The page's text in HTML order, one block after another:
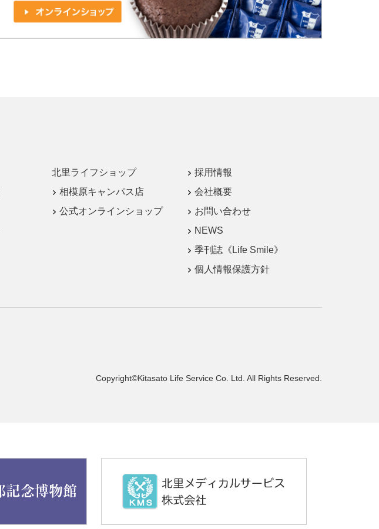
北里ライフショップ
相模原キャンパス店
公式オンラインショップ
採用情報
会社概要
お問い合わせ
NEWS
季刊誌《Life Smile》
個人情報保護方針
Copyright©Kitasato Life Service Co. Ltd. All Rights Reserved.